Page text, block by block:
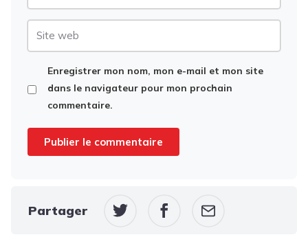
Enregistrer mon nom, mon e-mail et mon site
dans le navigateur pour mon prochain
commentaire.
Partager